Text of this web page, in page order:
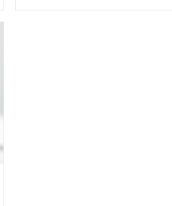
関係の悩みを
得しました。
タロットからのアドバイスも
から未来に希望を
す。